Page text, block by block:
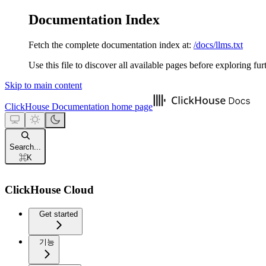
Documentation Index
Fetch the complete documentation index at: /docs/llms.txt
Use this file to discover all available pages before exploring
Skip to main content
ClickHouse Documentation home page
Search...
⌘K
ClickHouse Cloud
Get started
기능